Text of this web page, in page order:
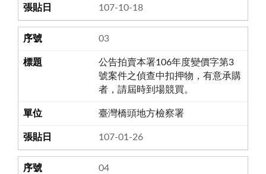
107-10-18
03
公告拍賣本署106年度變價字第3
號案件之偵查中扣押物，有意承購
者，請屆時到場競買。
臺灣橋頭地方檢察署
107-01-26
04